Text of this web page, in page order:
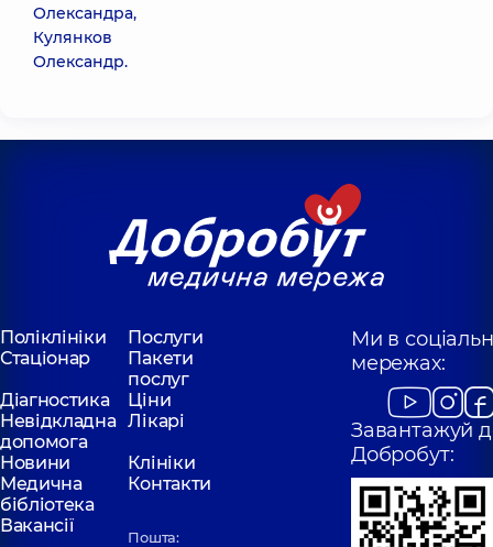
Олександра,
Кулянков
Олександр.
Поліклініки
Послуги
Стаціонар
Пакети
послуг
Діагностика
Ціни
Невідкладна
допомога
Лікарі
Новини
Клініки
Медична
бібліотека
Контакти
Вакансії
Пошта:
Ми в
мережах:
Завантажуй
Добробут: